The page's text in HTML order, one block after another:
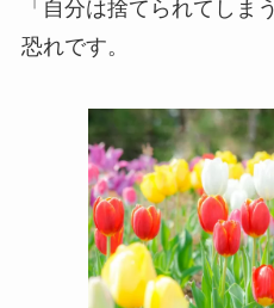
「自分は捨てられてしま
恐れです。